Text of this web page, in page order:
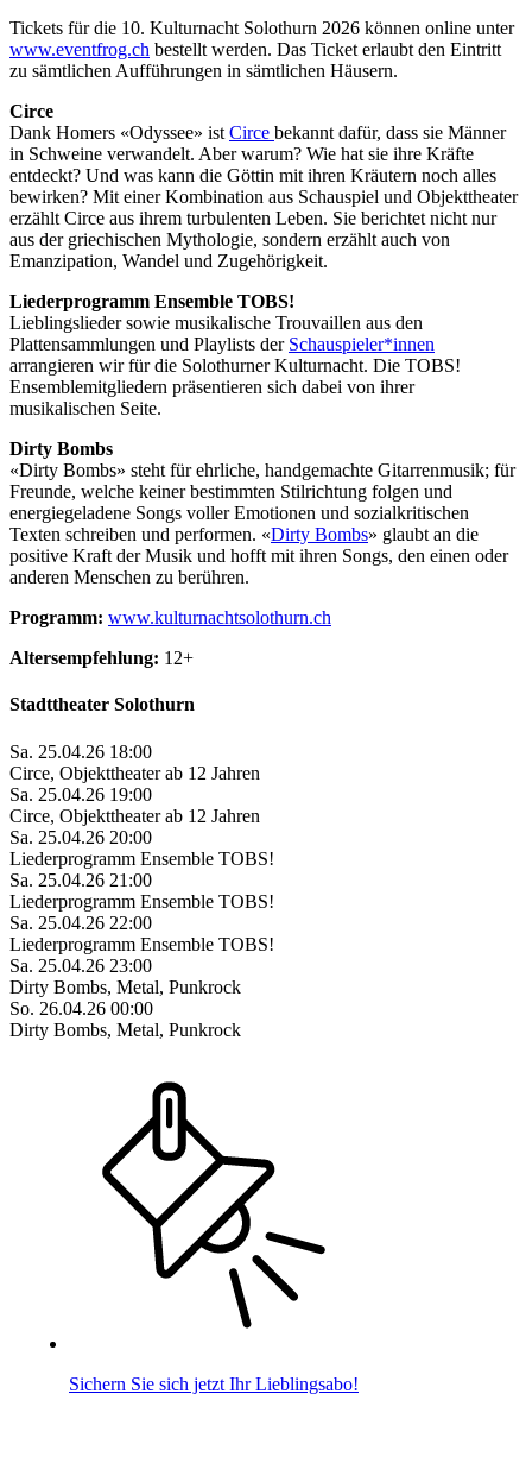
Tickets für die 10. Kulturnacht Solothurn 2026 können online unter
www.eventfrog.ch bestellt werden. Das Ticket erlaubt den Eintritt
zu sämtlichen Aufführungen in sämtlichen Häusern.
Circe
Dank Homers «Odyssee» ist Circe bekannt dafür, dass sie Männer
in Schweine verwandelt. Aber warum? Wie hat sie ihre Kräfte
entdeckt? Und was kann die Göttin mit ihren Kräutern noch alles
bewirken? Mit einer Kombination aus Schauspiel und Objekttheater
erzählt Circe aus ihrem turbulenten Leben. Sie berichtet nicht nur
aus der griechischen Mythologie, sondern erzählt auch von
Emanzipation, Wandel und Zugehörigkeit.
Liederprogramm Ensemble TOBS!
Lieblingslieder sowie musikalische Trouvaillen aus den
Plattensammlungen und Playlists der Schauspieler*innen
arrangieren wir für die Solothurner Kulturnacht. Die TOBS!
Ensemblemitgliedern präsentieren sich dabei von ihrer
musikalischen Seite.
Dirty Bombs
«Dirty Bombs» steht für ehrliche, handgemachte Gitarrenmusik; für
Freunde, welche keiner bestimmten Stilrichtung folgen und
energiegeladene Songs voller Emotionen und sozialkritischen
Texten schreiben und performen. «Dirty Bombs» glaubt an die
positive Kraft der Musik und hofft mit ihren Songs, den einen oder
anderen Menschen zu berühren.
Programm: www.kulturnachtsolothurn.ch
Altersempfehlung: 12+
Stadttheater Solothurn
Sa. 25.04.26 18:00
Circe, Objekttheater ab 12 Jahren
Sa. 25.04.26 19:00
Circe, Objekttheater ab 12 Jahren
Sa. 25.04.26 20:00
Liederprogramm Ensemble TOBS!
Sa. 25.04.26 21:00
Liederprogramm Ensemble TOBS!
Sa. 25.04.26 22:00
Liederprogramm Ensemble TOBS!
Sa. 25.04.26 23:00
Dirty Bombs, Metal, Punkrock
So. 26.04.26 00:00
Dirty Bombs, Metal, Punkrock
Sichern Sie sich jetzt Ihr Lieblingsabo!